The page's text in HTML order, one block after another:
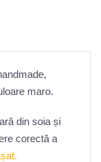
maro.
din soia și
corectă a